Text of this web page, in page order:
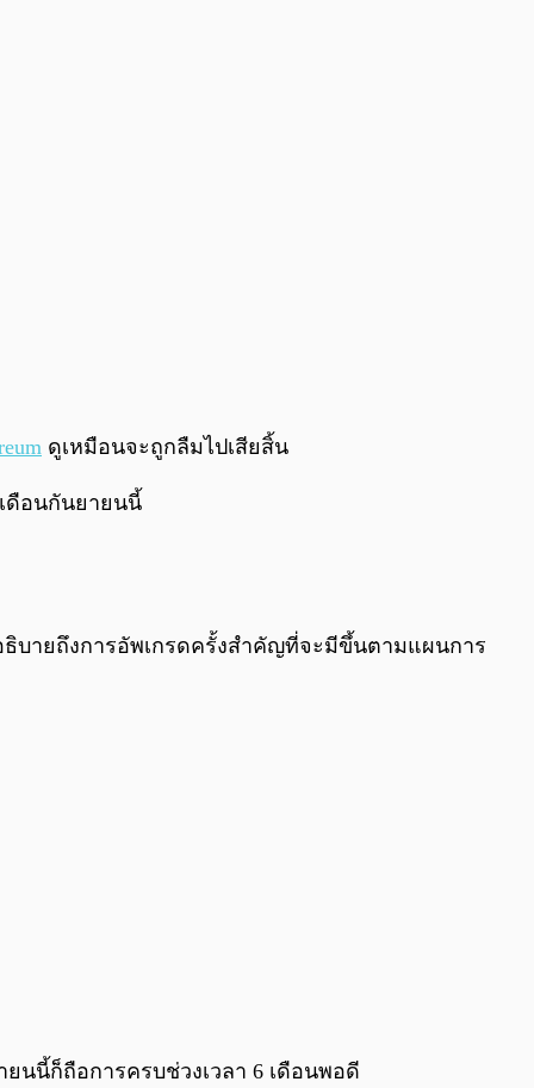
ดูเหมือนจะถูกลืมไปเสียสิ้น
เดือนกันยายนนี้
บายถึงการอัพเกรดครั้งสำคัญที่จะมีขึ้นตามแผนการ
นนี้ก็ถือการครบช่วงเวลา 6 เดือนพอดี